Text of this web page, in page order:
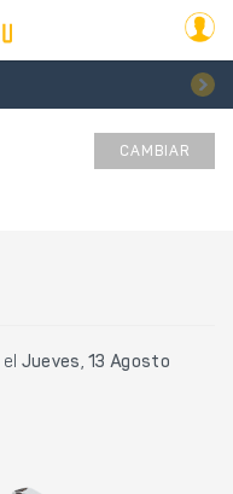
CAMBIAR
el Jueves, 13 Agosto